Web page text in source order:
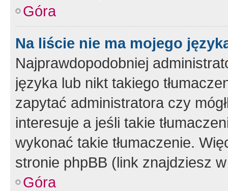
Góra
Na liście nie ma mojego
Najprawdopodobniej
języka lub nikt takiego
zapytać administratora czy
interesuje a jeśli takie
wykonać takie tłumaczenie.
stronie phpBB (link znajdziesz
Góra